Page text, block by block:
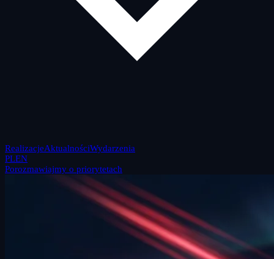
RealizacjeAktualnościWydarzenia
PLEN
Porozmawiajmy o priorytetach